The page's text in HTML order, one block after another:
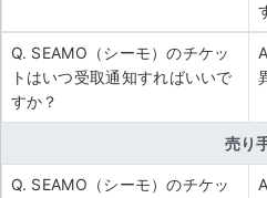
Q. SEAMO（シーモ）のチケッ
トはいつ受取通知すればいいで
すか？
売り
Q. SEAMO（シーモ）のチケッ